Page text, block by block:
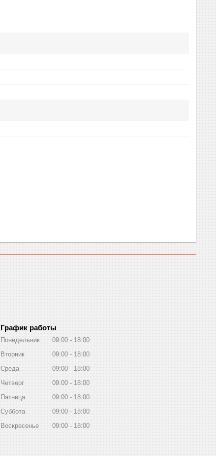
График работы
Понедельник 09:00
18:00
Вторник
09:00
18:00
Среда
09:00
18:00
Четверг
09:00
18:00
Пятница
09:00
18:00
Суббота
09:00
18:00
Воскресенье
09:00 18:00